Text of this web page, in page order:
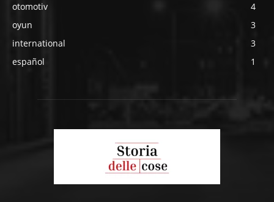
otomotiv
4
oyun
3
international
3
español
1